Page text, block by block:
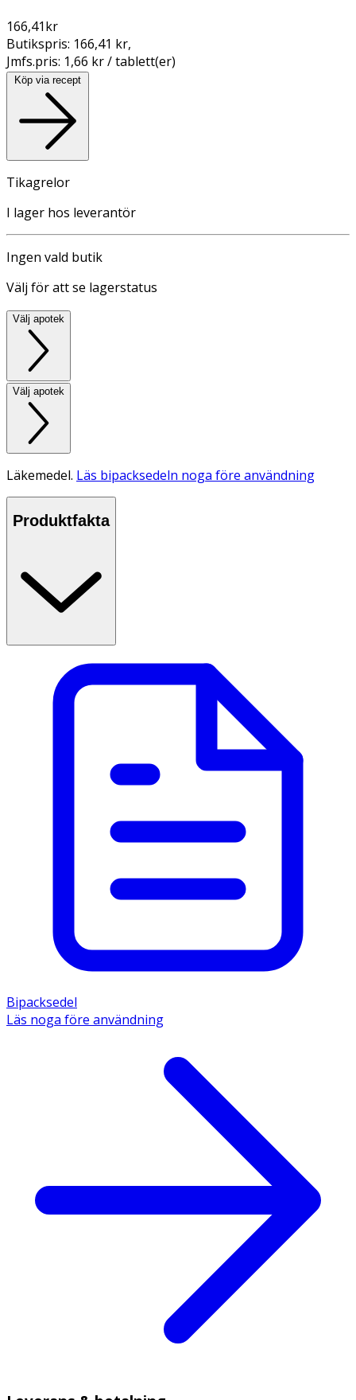
166,41kr
Butikspris: 166,41 kr,
Jmfs.pris: 1,66 kr / tablett(er)
Köp via recept
Tikagrelor
I lager hos leverantör
Ingen vald butik
Välj för att se lagerstatus
Välj apotek
Välj apotek
Läkemedel. Läs bipacksedeln noga före användning
Produktfakta
Bipacksedel
Läs noga före användning